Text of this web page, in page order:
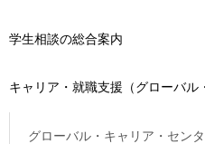
学生相談の総合案内
キャリア・就職支援（グローバル
グローバル・キャリア・セン